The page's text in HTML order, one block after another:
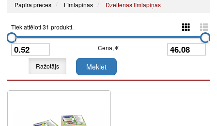
Papīra preces Līmlapiņas Dzeltenas līmlapiņas
Tiek attēloti 31 produkti.
Cena, €
Ražotājs Meklēt